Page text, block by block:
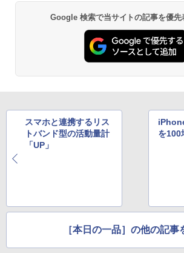
Google 検索で当サイトの記事を優先
スマホと連携するリス
トバンド型の活動量計
「UP」
を100
［本日の一品］の他の記事